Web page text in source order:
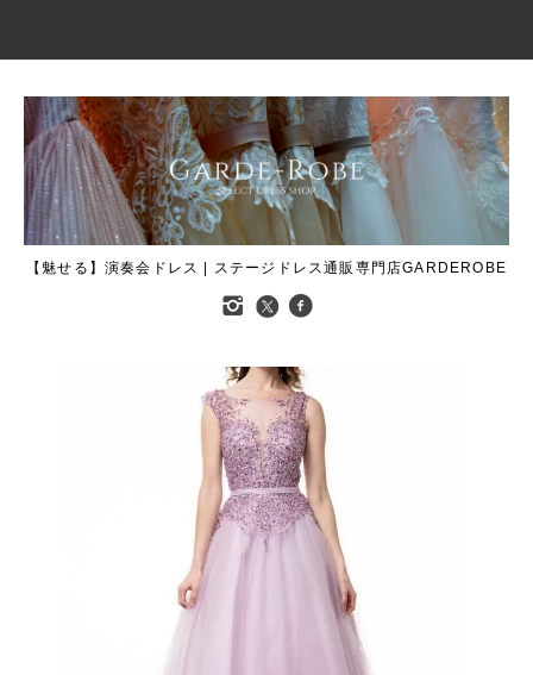
【魅せる】演奏会ドレス | ステージドレス通販専門店GARDEROBE